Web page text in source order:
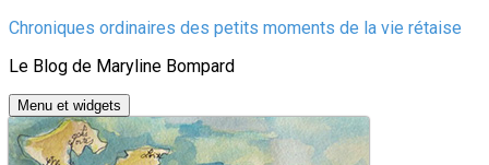
Aller
contenu
Chroniques ordinaires des petits moments de la vie rétaise
Le Blog de Maryline Bompard
Menu et widgets